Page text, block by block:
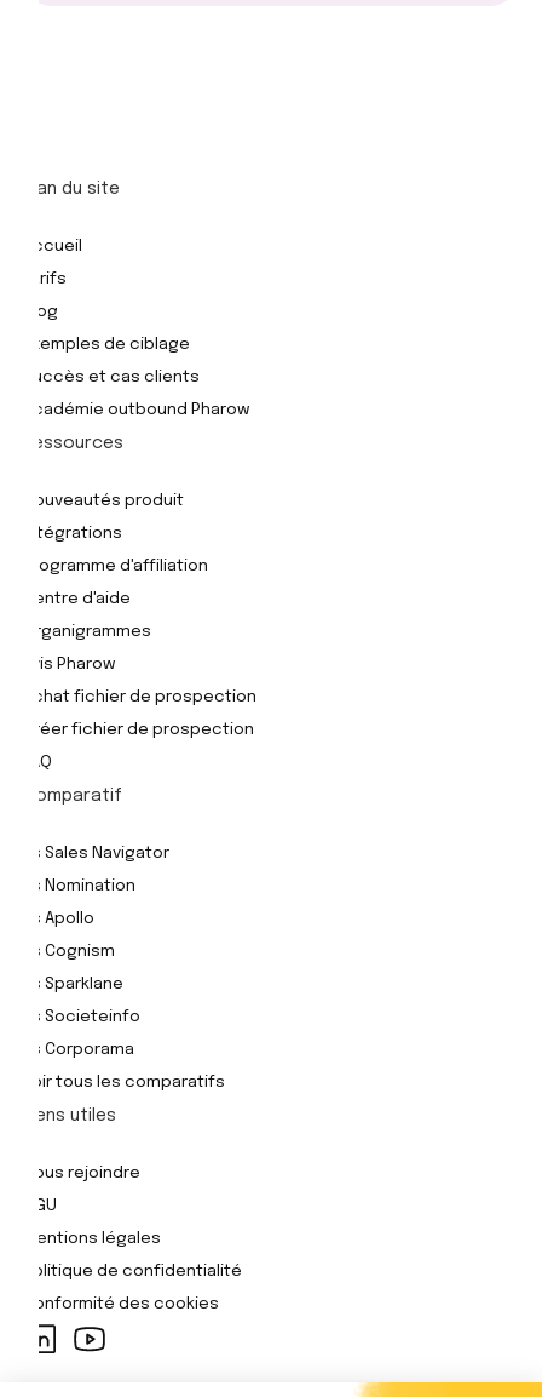
Plan du site
Accueil
Tarifs
Blog
Exemples de ciblage
Succès et cas clients
Académie outbound Pharow
Ressources
Nouveautés produit
Intégrations
Programme d'affiliation
Centre d'aide
Organigrammes
Avis Pharow
Achat fichier de prospection
Créer fichier de prospection
FAQ
Comparatif
Vs Sales Navigator
Vs Nomination
Vs Apollo
Vs Cognism
Vs Sparklane
Vs Societeinfo
Vs Corporama
Voir tous les comparatifs
Liens utiles
Nous rejoindre
CGU
Mentions légales
Politique de confidentialité
Conformité des cookies